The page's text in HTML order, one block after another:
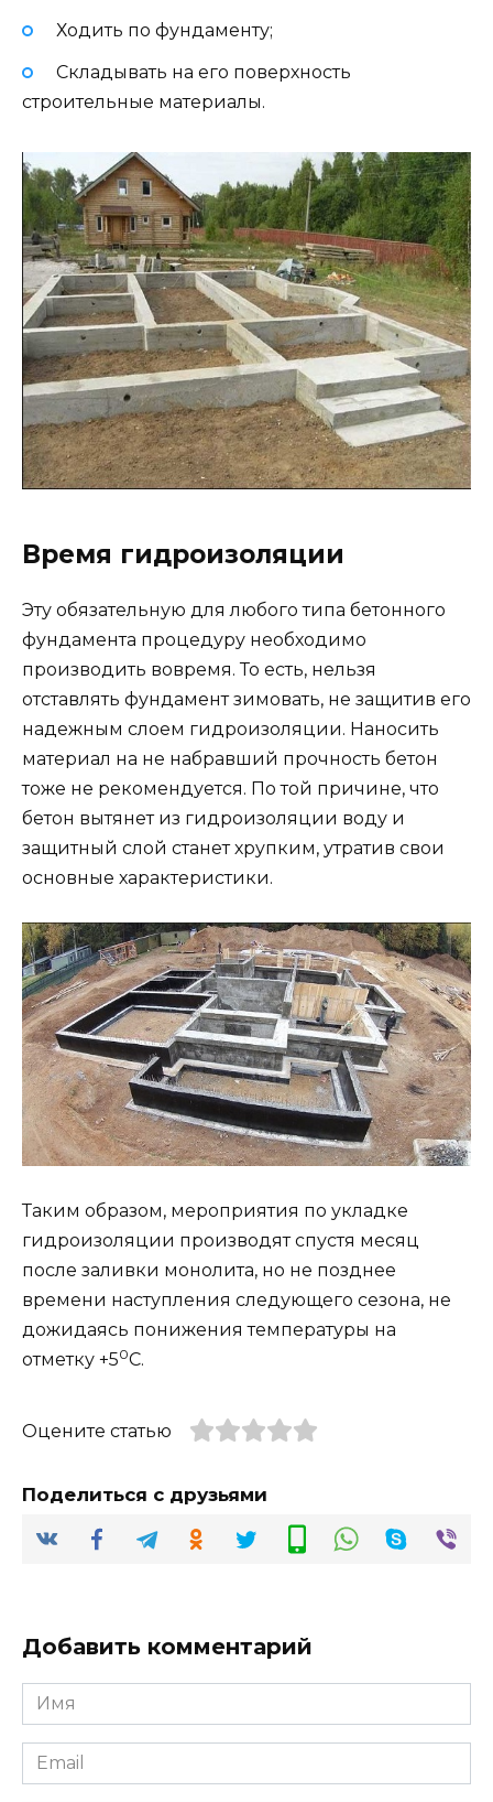
Ходить по фундаменту;
Складывать на его поверхность
строительные материалы.
Время гидроизоляции
Эту обязательную для любого типа бетонного
фундамента процедуру необходимо
производить вовремя. То есть, нельзя
отставлять фундамент зимовать, не защитив его
надежным слоем гидроизоляции. Наносить
материал на не набравший прочность бетон
тоже не рекомендуется. По той причине, что
бетон вытянет из гидроизоляции воду и
защитный слой станет хрупким, утратив свои
основные характеристики.
Таким образом, мероприятия по укладке
гидроизоляции производят спустя месяц
после заливки монолита, но не позднее
времени наступления следующего сезона, не
дожидаясь понижения температуры на
отметку +50С.
Оцените статью
Поделиться с друзьями
Добавить комментарий
Имя
*
Email
*